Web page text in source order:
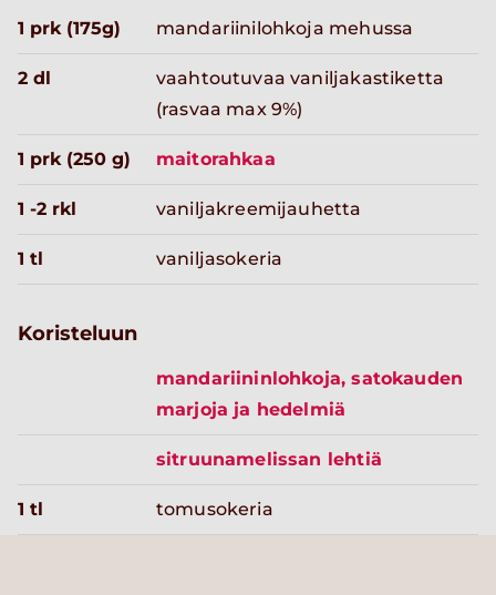
1 prk (175g) mandariinilohkoja mehussa
2 dl
vaahtoutuvaa vaniljakastiketta
(rasvaa max 9%)
1 prk (250 g) maitorahkaa
1 -2 rkl vaniljakreemijauhetta
1 tl vaniljasokeria
Koristeluun
mandariininlohkoja, satokauden
marjoja ja hedelmiä
sitruunamelissan lehtiä
1 tl tomusokeria